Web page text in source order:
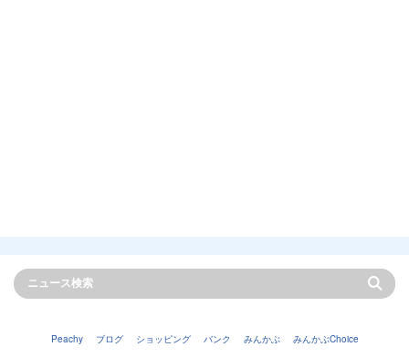
Peachy ブログ ショッピング バンク みんかぶ
みんかぶChoice